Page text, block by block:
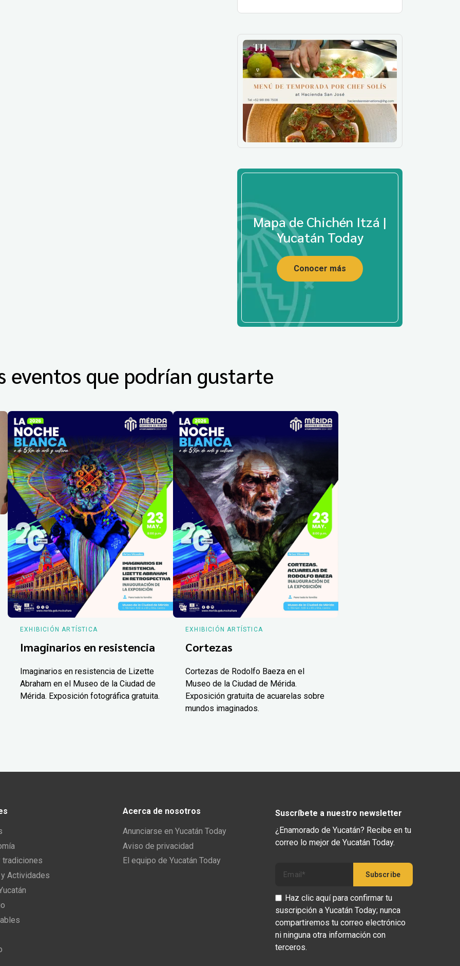
Mapa de Chichén Itzá |
Yucatán Today
Conocer más
eventos que podrían gustarte
EXHIBICIÓN ARTÍSTICA
Imaginarios en resistencia
Imaginarios en resistencia de Lizette
Abraham en el Museo de la Ciudad de
Mérida. Exposición fotográfica gratuita.
EXHIBICIÓN ARTÍSTICA
Cortezas
Cortezas de Rodolfo Baeza en el
Museo de la Ciudad de Mérida.
Exposición gratuita de acuarelas sobre
mundos imaginados.
tradiciones
Actividades
Acerca de nosotros
Anunciarse en Yucatán Today
Aviso de privacidad
El equipo de Yucatán Today
Suscríbete a nuestro newsletter
¿Enamorado de Yucatán? Recibe en tu
correo lo mejor de Yucatán Today.
Haz clic aquí para confirmar tu
suscripción a Yucatán Today; nunca
compartiremos tu correo electrónico
ni ninguna otra información con
terceros.